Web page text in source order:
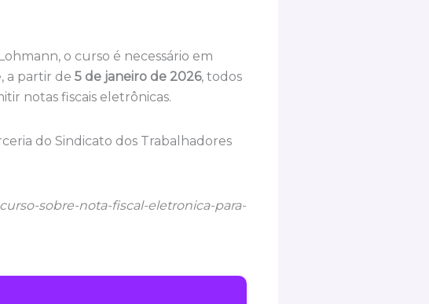
o curso é necessário em
a partir de 5 de janeiro de 2026, todos
notas fiscais eletrônicas.
do Sindicato dos Trabalhadores
sobre-nota-fiscal-eletronica-para-